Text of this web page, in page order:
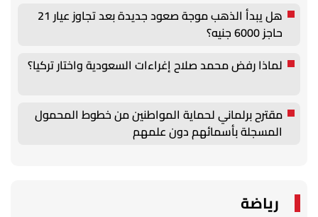
هل يبدأ الذهب موجة صعود جديدة بعد تجاوز عيار 21
حاجز 6000 جنيه؟
لماذا رفض محمد صلاح إغراءات السعودية واختار تركيا؟
مقترح برلماني لحماية المواطنين من خطوط المحمول
المسجلة بأسمائهم دون علمهم
رياضة